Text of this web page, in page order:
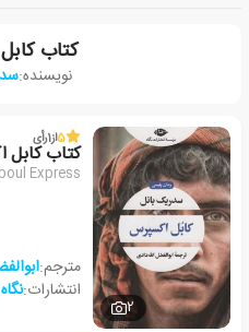
کتاب
نویسنده:
2
5از1رأی
کتاب
Express
مترجم:
انتشارات:نگاه